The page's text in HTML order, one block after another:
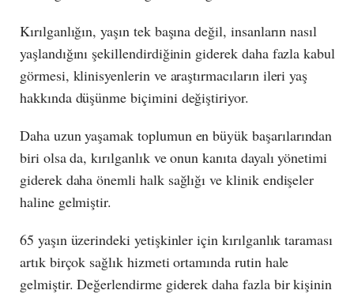
Kırılganlığın, yaşın tek başına değil, insanların nasıl
yaşlandığını şekillendirdiğinin giderek daha fazla kabul
görmesi, klinisyenlerin ve araştırmacıların ileri yaş
hakkında düşünme biçimini değiştiriyor.
Daha uzun yaşamak toplumun en büyük başarılarından
biri olsa da, kırılganlık ve onun kanıta dayalı yönetimi
giderek daha önemli halk sağlığı ve klinik endişeler
haline gelmiştir.
65 yaşın üzerindeki yetişkinler için kırılganlık taraması
artık birçok sağlık hizmeti ortamında rutin hale
gelmiştir. Değerlendirme giderek daha fazla bir kişinin